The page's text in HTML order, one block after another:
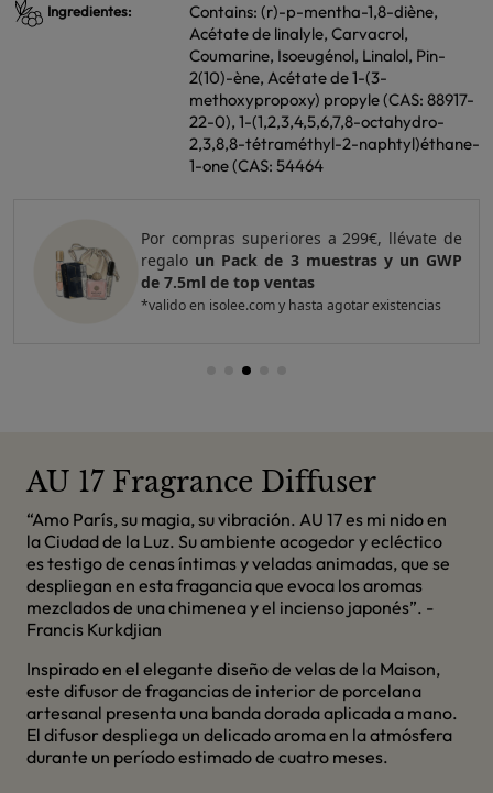
Ingredientes:
Contains: (r)-p-mentha-1,8-diène,
Acétate de linalyle, Carvacrol,
Coumarine, Isoeugénol, Linalol, Pin-
2(10)-ène, Acétate de 1-(3-
methoxypropoxy) propyle (CAS: 88917-
22-0), 1-(1,2,3,4,5,6,7,8-octahydro-
2,3,8,8-tétraméthyl-2-naphtyl)éthane-
1-one (CAS: 54464
Por compras superiores a 299€, llévate de
regalo un Pack de 3 muestras y un GWP
de 7.5ml de top ventas
*valido en isolee.com y hasta agotar existencias
AU 17 Fragrance Diffuser
“Amo París, su magia, su vibración. AU 17 es mi nido en
la Ciudad de la Luz. Su ambiente acogedor y ecléctico
es testigo de cenas íntimas y veladas animadas, que se
despliegan en esta fragancia que evoca los aromas
mezclados de una chimenea y el incienso japonés”. -
Francis Kurkdjian
Inspirado en el elegante diseño de velas de la Maison,
este difusor de fragancias de interior de porcelana
artesanal presenta una banda dorada aplicada a mano.
El difusor despliega un delicado aroma en la atmósfera
durante un período estimado de cuatro meses.